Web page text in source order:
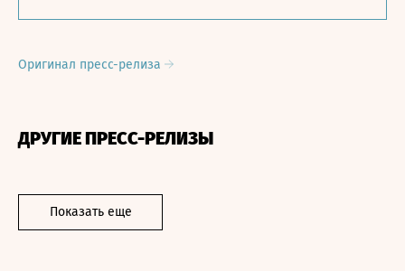
Оригинал пресс-релиза
ДРУГИЕ ПРЕСС-РЕЛИЗЫ
Показать еще